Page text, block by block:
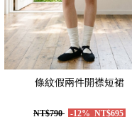
條紋假兩件開襟短裙
NT$790 -12% NT$695